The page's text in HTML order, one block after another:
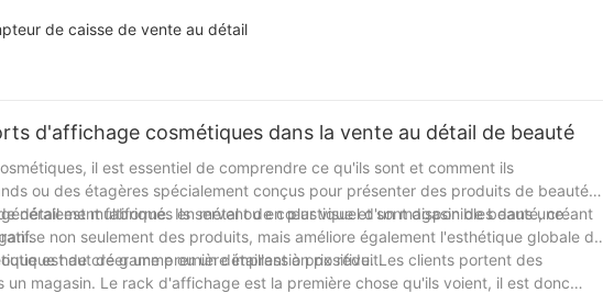
de caisse de vente au détail
d'affichage cosmétiques dans la vente au détail de beauté
il est essentiel de comprendre ce qu'ils sont et comment ils
ou des étagères spécialement conçus pour présenter des produits de beauté
fabriqués en métal ou en plastique et sont disponibles dans une
détail est multiforme. Ils servent de cœur visuel d'un magasin de beauté, créant
non seulement des produits, mais améliore également l'esthétique globale du
haut de gamme ou un détaillant à prix réduit.
est de créer une première impression positive. Les clients portent des
magasin. Le rack d'affichage est la première chose qu'ils voient, il est donc